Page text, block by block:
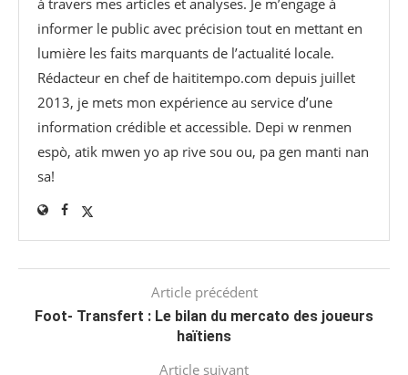
à travers mes articles et analyses. Je m’engage à
informer le public avec précision tout en mettant en
lumière les faits marquants de l’actualité locale.
Rédacteur en chef de haititempo.com⁠ depuis juillet
2013, je mets mon expérience au service d’une
information crédible et accessible. Depi w renmen
espò, atik mwen yo ap rive sou ou, pa gen manti nan
sa!
Article précédent
Foot- Transfert : Le bilan du mercato des joueurs
haïtiens
Article suivant